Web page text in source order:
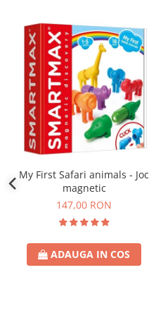
My First Safari animals - Joc
magnetic
147,00 RON
ADAUGA IN COS